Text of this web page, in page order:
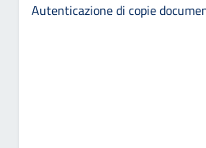
Autenticazione di copie